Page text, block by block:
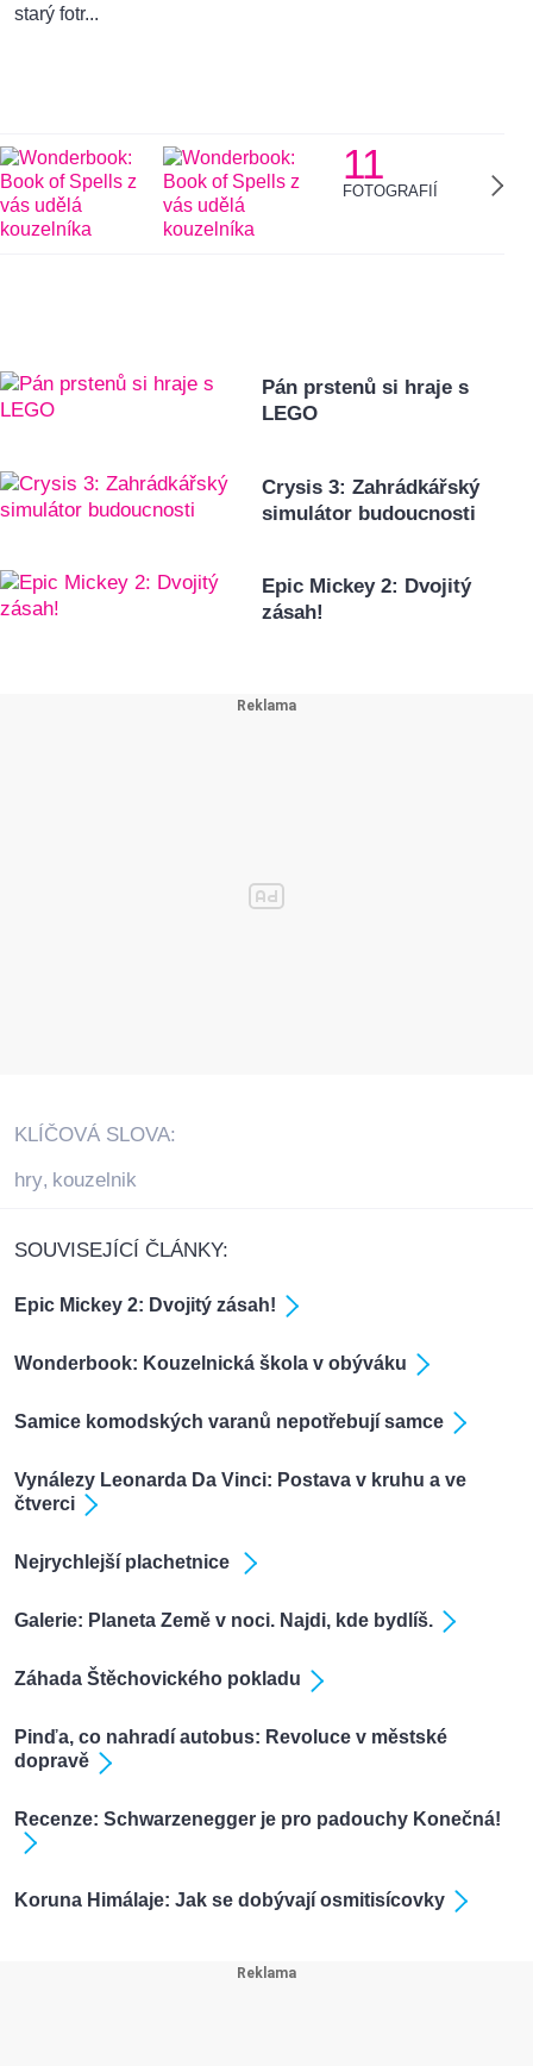
starý fotr...
11
FOTOGRAFIÍ
Pán prstenů si hraje s
LEGO
Crysis 3: Zahrádkářský
simulátor budoucnosti
Epic Mickey 2: Dvojitý
zásah!
KLÍČOVÁ SLOVA:
hry, kouzelnik
SOUVISEJÍCÍ ČLÁNKY:
Epic Mickey 2: Dvojitý zásah!
Wonderbook: Kouzelnická škola v obýváku
Samice komodských varanů nepotřebují samce
Vynálezy Leonarda Da Vinci: Postava v kruhu a ve
čtverci
Nejrychlejší plachetnice
Galerie: Planeta Země v noci. Najdi, kde bydlíš.
Záhada Štěchovického pokladu
Pinďa, co nahradí autobus: Revoluce v městské
dopravě
Recenze: Schwarzenegger je pro padouchy Konečná!
Koruna Himálaje: Jak se dobývají osmitisícovky